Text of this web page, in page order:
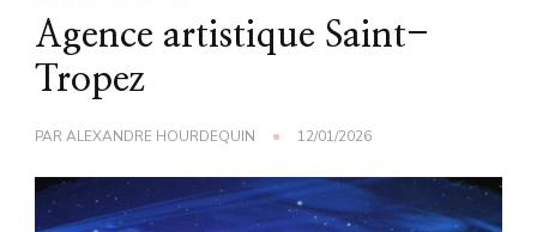
Agence artistique Saint-
Tropez
PARALEXANDRE HOURDEQUIN 12/01/2026